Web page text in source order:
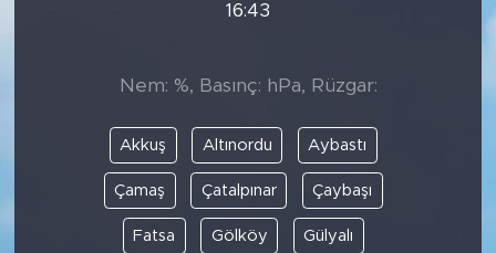
16:43
Nem: %, Basınç: hPa, Rüzgar:
Akkuş Altınordu Aybastı
Çamaş Çatalpınar Çaybaşı
Fatsa Gölköy Gülyalı
Köşe Yazarları
Manşet
Ulusal Son Dakika Haberleri